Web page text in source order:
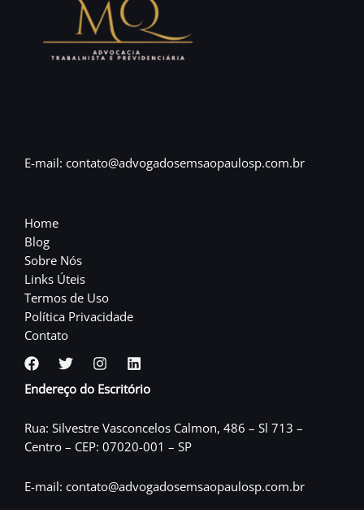
E-mail: contato@advogadosemsaopaulosp.com.br
Home
Blog
Sobre Nós
Links Úteis
Termos de Uso
Política Privacidade
Contato
Endereço do Escritório
Rua: Silvestre Vasconcelos Calmon, 486 – Sl 713 –
Centro – CEP: 07020-001 – SP
E-mail: contato@advogadosemsaopaulosp.com.br